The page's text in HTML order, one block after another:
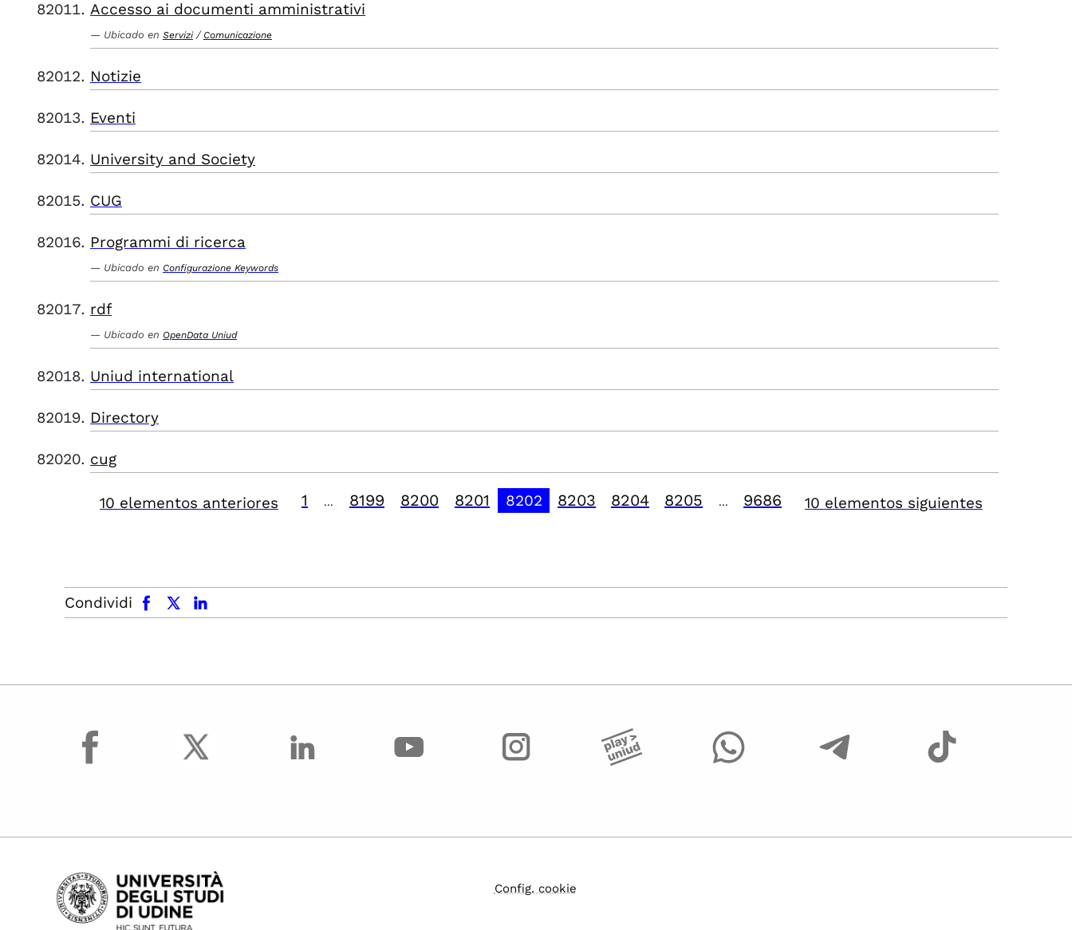
Accesso ai documenti amministrativi
Ubicado en Servizi / Comunicazione
Notizie
Eventi
University and Society
CUG
Programmi di ricerca
Ubicado en Configurazione Keywords
rdf
Ubicado en OpenData Uniud
Uniud international
Directory
cug
10 elementos anteriores 1 8199 8200 8201 8202 8203 8204 8205 9686 10 elementos siguientes
Condividi
facebook x.com linkedin
facebook
Config. cookie